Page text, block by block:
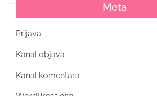
Meta
Prijava
Kanal objava
Kanal komentara